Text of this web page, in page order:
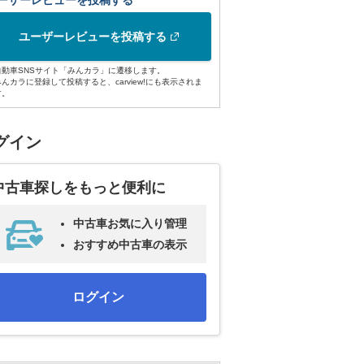
ユーザーレビューを投稿する
車SNSサイト「みんカラ」に遷移します。
んカラに登録して投稿すると、carview!にも表示されま
イン
古車探しをもっと便利に
中古車お気に入り管理
おすすめ中古車の表示
ログイン